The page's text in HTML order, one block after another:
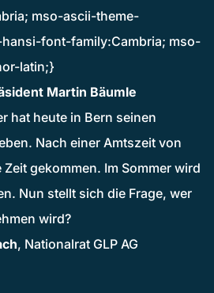
mso-ascii-theme-
font-family:Cambria; mso-
latin;}
Martin Bäumle
hat heute in Bern seinen
Nach einer Amtszeit von
gekommen. Im Sommer wird
Nun stellt sich die Frage, wer
wird?
, Nationalrat GLP AG